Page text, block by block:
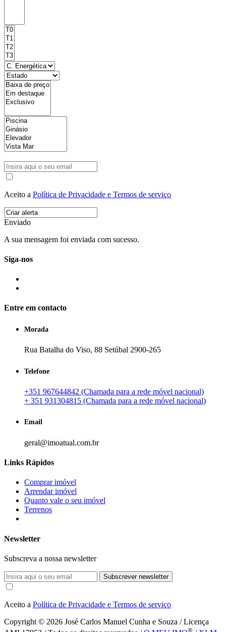
Aceito a Política de Privacidade e Termos de serviço
Enviado
A sua mensagem foi enviada com sucesso.
Siga-nos
Entre em contacto
Morada
Rua Batalha do Viso, 88 Setúbal 2900-265
Telefone
+351 967644842 (Chamada para a rede móvel nacional)
+ 351 931304815 (Chamada para a rede móvel nacional)
Email
geral@imoatual.com.br
Links Rápidos
Comprar imóvel
Arrendar imóvel
Quanto vale o seu imóvel
Terrenos
Newsletter
Subscreva a nossa newsletter
Subscrever newsletter
Aceito a Política de Privacidade e Termos de serviço
Copyright © 2026 José Carlos Manuel Cunha e Souza / Licença
®